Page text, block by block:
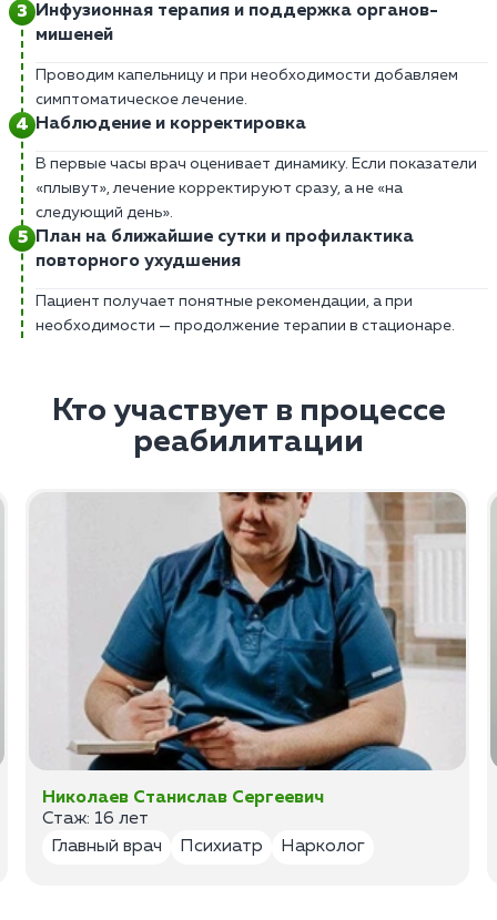
Инфузионная терапия и поддержка органов-
мишеней
Проводим капельницу и при необходимости добавляем
симптоматическое лечение.
Наблюдение и корректировка
В первые часы врач оценивает динамику. Если показатели
«плывут», лечение корректируют сразу, а не «на
следующий день».
План на ближайшие сутки и профилактика
повторного ухудшения
Пациент получает понятные рекомендации, а при
необходимости — продолжение терапии в стационаре.
Кто участвует в процессе
реабилитации
Николаев Станислав Сергеевич
Стаж: 16 лет
Главный врач
Психиатр Нарколог